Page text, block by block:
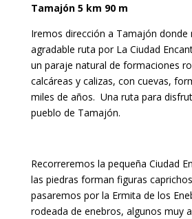
Tamajón 5 km 90 m
Iremos dirección a Tamajón donde
agradable ruta por La Ciudad
un paraje natural de formaciones
calcáreas y calizas, con cuevas,
miles de años. Una ruta para
pueblo de Tamajón.
Recorreremos la pequeña Ciudad
las piedras forman figuras
pasaremos por la Ermita de los
rodeada de enebros, algunos muy